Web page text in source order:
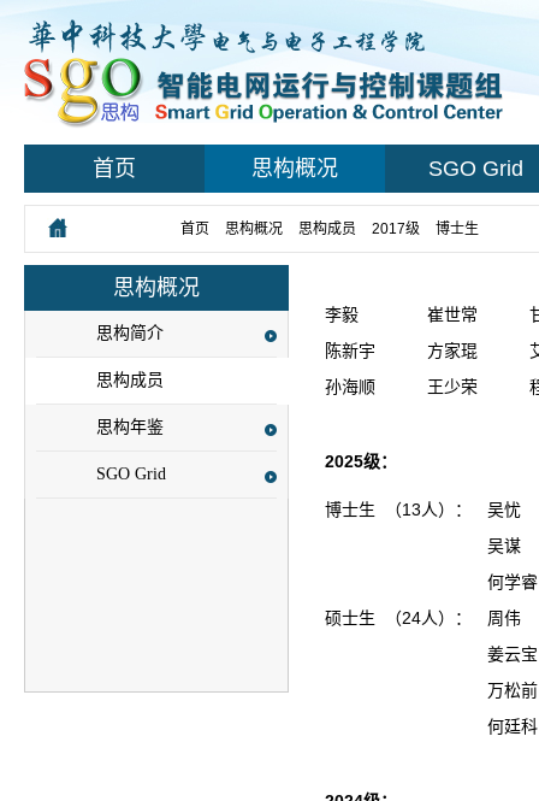
首页 思构概况 SGO Grid
首页 思构概况 思构成员 2017级 博士生
思构概况
思构简介
思构成员
思构年鉴
SGO Grid
李毅 崔世常
陈新宇
方家琨
孙海顺
王少荣
2025级：
博士生 （13人）：
吴忧
吴谋
何学睿
硕士生 （24人）：
周伟
姜云
万松
何廷